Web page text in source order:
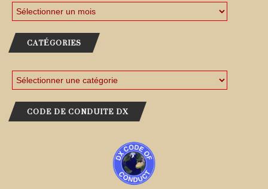
CATÉGORIES
CODE DE CONDUITE DX